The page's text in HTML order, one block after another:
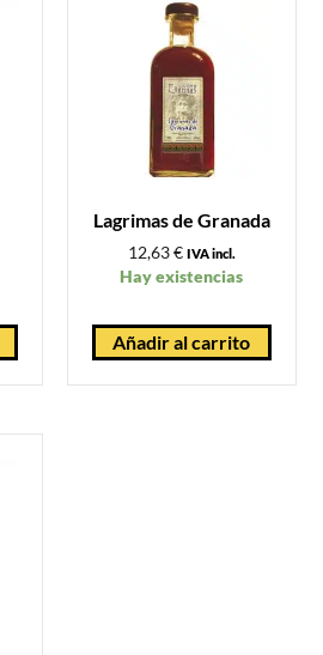
Lagrimas de Granada
12,63€ IVA incl.
Hay existencias
Añadir al carrito